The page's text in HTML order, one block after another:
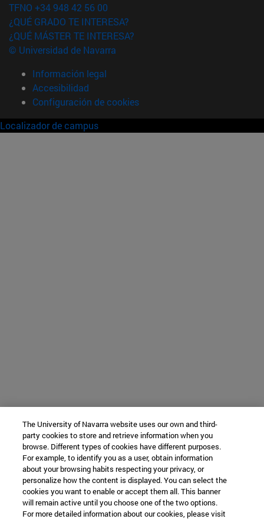
TFNO +34 948 42 56 00
¿QUÉ GRADO TE INTERESA?
¿QUÉ MÁSTER TE INTERESA?
© Universidad de Navarra
Información legal
Accesibilidad
Configuración de cookies
Localizador de campus
The University of Navarra website uses our own and third-
party cookies to store and retrieve information when you
browse. Different types of cookies have different purposes.
For example, to identify you as a user, obtain information
about your browsing habits respecting your privacy, or
personalize how the content is displayed. You can select the
cookies you want to enable or accept them all. This banner
will remain active until you choose one of the two options.
For more detailed information about our cookies, please visit